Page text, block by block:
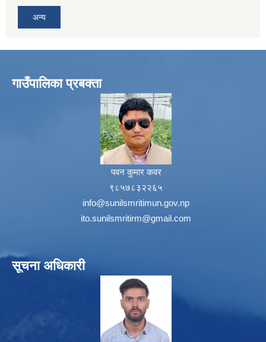
अन्य
गाउँपालिका प्रबक्ता
पवन कुमार कवर
९८५७८३२२६५
info@sunilsmritimun.gov.np
ito.sunilsmritirm@gmail.com
सूचना अधिकारी